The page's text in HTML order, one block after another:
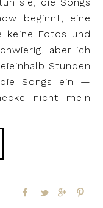
beginnt, eine
keine Fotos und
aber ich
Stunden
Songs ein —
nicht mein